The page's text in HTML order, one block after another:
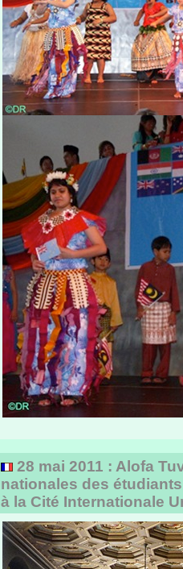
28 mai 2011 : Alofa
nationales des
à la Cité Internationale